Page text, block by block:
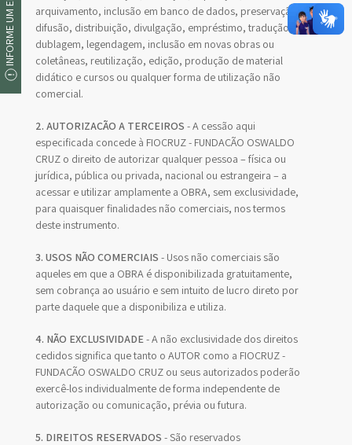
arquivamento, inclusão em banco de dados, preservação,
difusão, distribuição, divulgação, empréstimo, tradução,
dublagem, legendagem, inclusão em novas obras ou
coletâneas, reutilização, edição, produção de material
didático e cursos ou qualquer forma de utilização não
comercial.
2. AUTORIZAÇÃO A TERCEIROS - A cessão aqui
especificada concede à FIOCRUZ - FUNDAÇÃO OSWALDO
CRUZ o direito de autorizar qualquer pessoa – física ou
jurídica, pública ou privada, nacional ou estrangeira – a
acessar e utilizar amplamente a OBRA, sem exclusividade,
para quaisquer finalidades não comerciais, nos termos
deste instrumento.
3. USOS NÃO COMERCIAIS - Usos não comerciais são
aqueles em que a OBRA é disponibilizada gratuitamente,
sem cobrança ao usuário e sem intuito de lucro direto por
parte daquele que a disponibiliza e utiliza.
4. NÃO EXCLUSIVIDADE- A não exclusividade dos direitos
cedidos significa que tanto o AUTOR como a FIOCRUZ -
FUNDAÇÃO OSWALDO CRUZ ou seus autorizados poderão
exercê-los individualmente de forma independente de
autorização ou comunicação, prévia ou futura.
5. DIREITOS RESERVADOS - São reservados
INFORME UM ERRO